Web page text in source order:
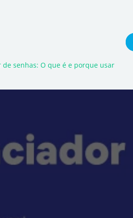
de senhas: O que é e porque usar